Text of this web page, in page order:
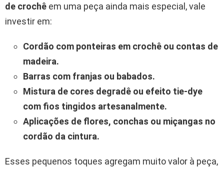
de crochê em uma peça ainda mais especial, vale
investir em:
Cordão com ponteiras em crochê ou contas de
madeira.
Barras com franjas ou babados.
Mistura de cores degradê ou efeito tie-dye
com fios tingidos artesanalmente.
Aplicações de flores, conchas ou miçangas no
cordão da cintura.
Esses pequenos toques agregam muito valor à peça,